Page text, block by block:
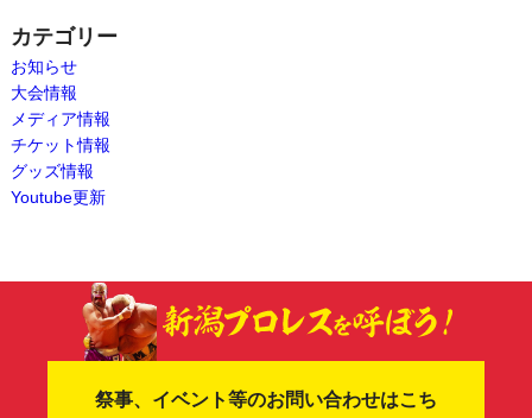
カテゴリー
お知らせ
大会情報
メディア情報
チケット情報
グッズ情報
Youtube更新
祭事、イベント等のお問い合わせはこち